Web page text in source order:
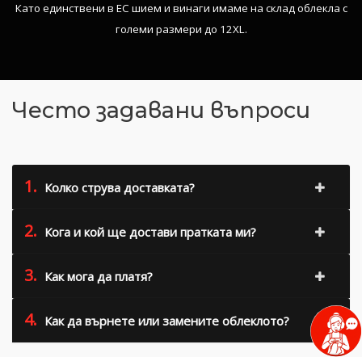
Като единствени в ЕС шием и винаги имаме на склад облекла с
големи размери до 12XL.
Често задавани въпроси
1. Колко струва доставката?
2. Кога и кой ще достави пратката ми?
3. Как мога да платя?
4. Как да върнете или замените облеклото?